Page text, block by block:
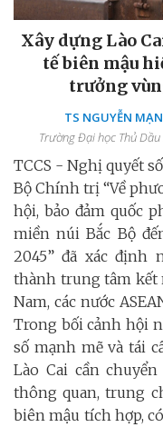
Xây dựng Lào
tế biên mậu
trưởng
TS NGUYỄN
Trường Đại học Thủ
TCCS - Nghị quyết
Bộ Chính trị “Về
hội, bảo đảm quốc
miền núi Bắc Bộ
2045” đã xác định
thành trung tâm kết
Nam, các nước
Trong bối cảnh hội
số mạnh mẽ và tái
Lào Cai cần
thông quan, trung
biên mậu tích hợp,